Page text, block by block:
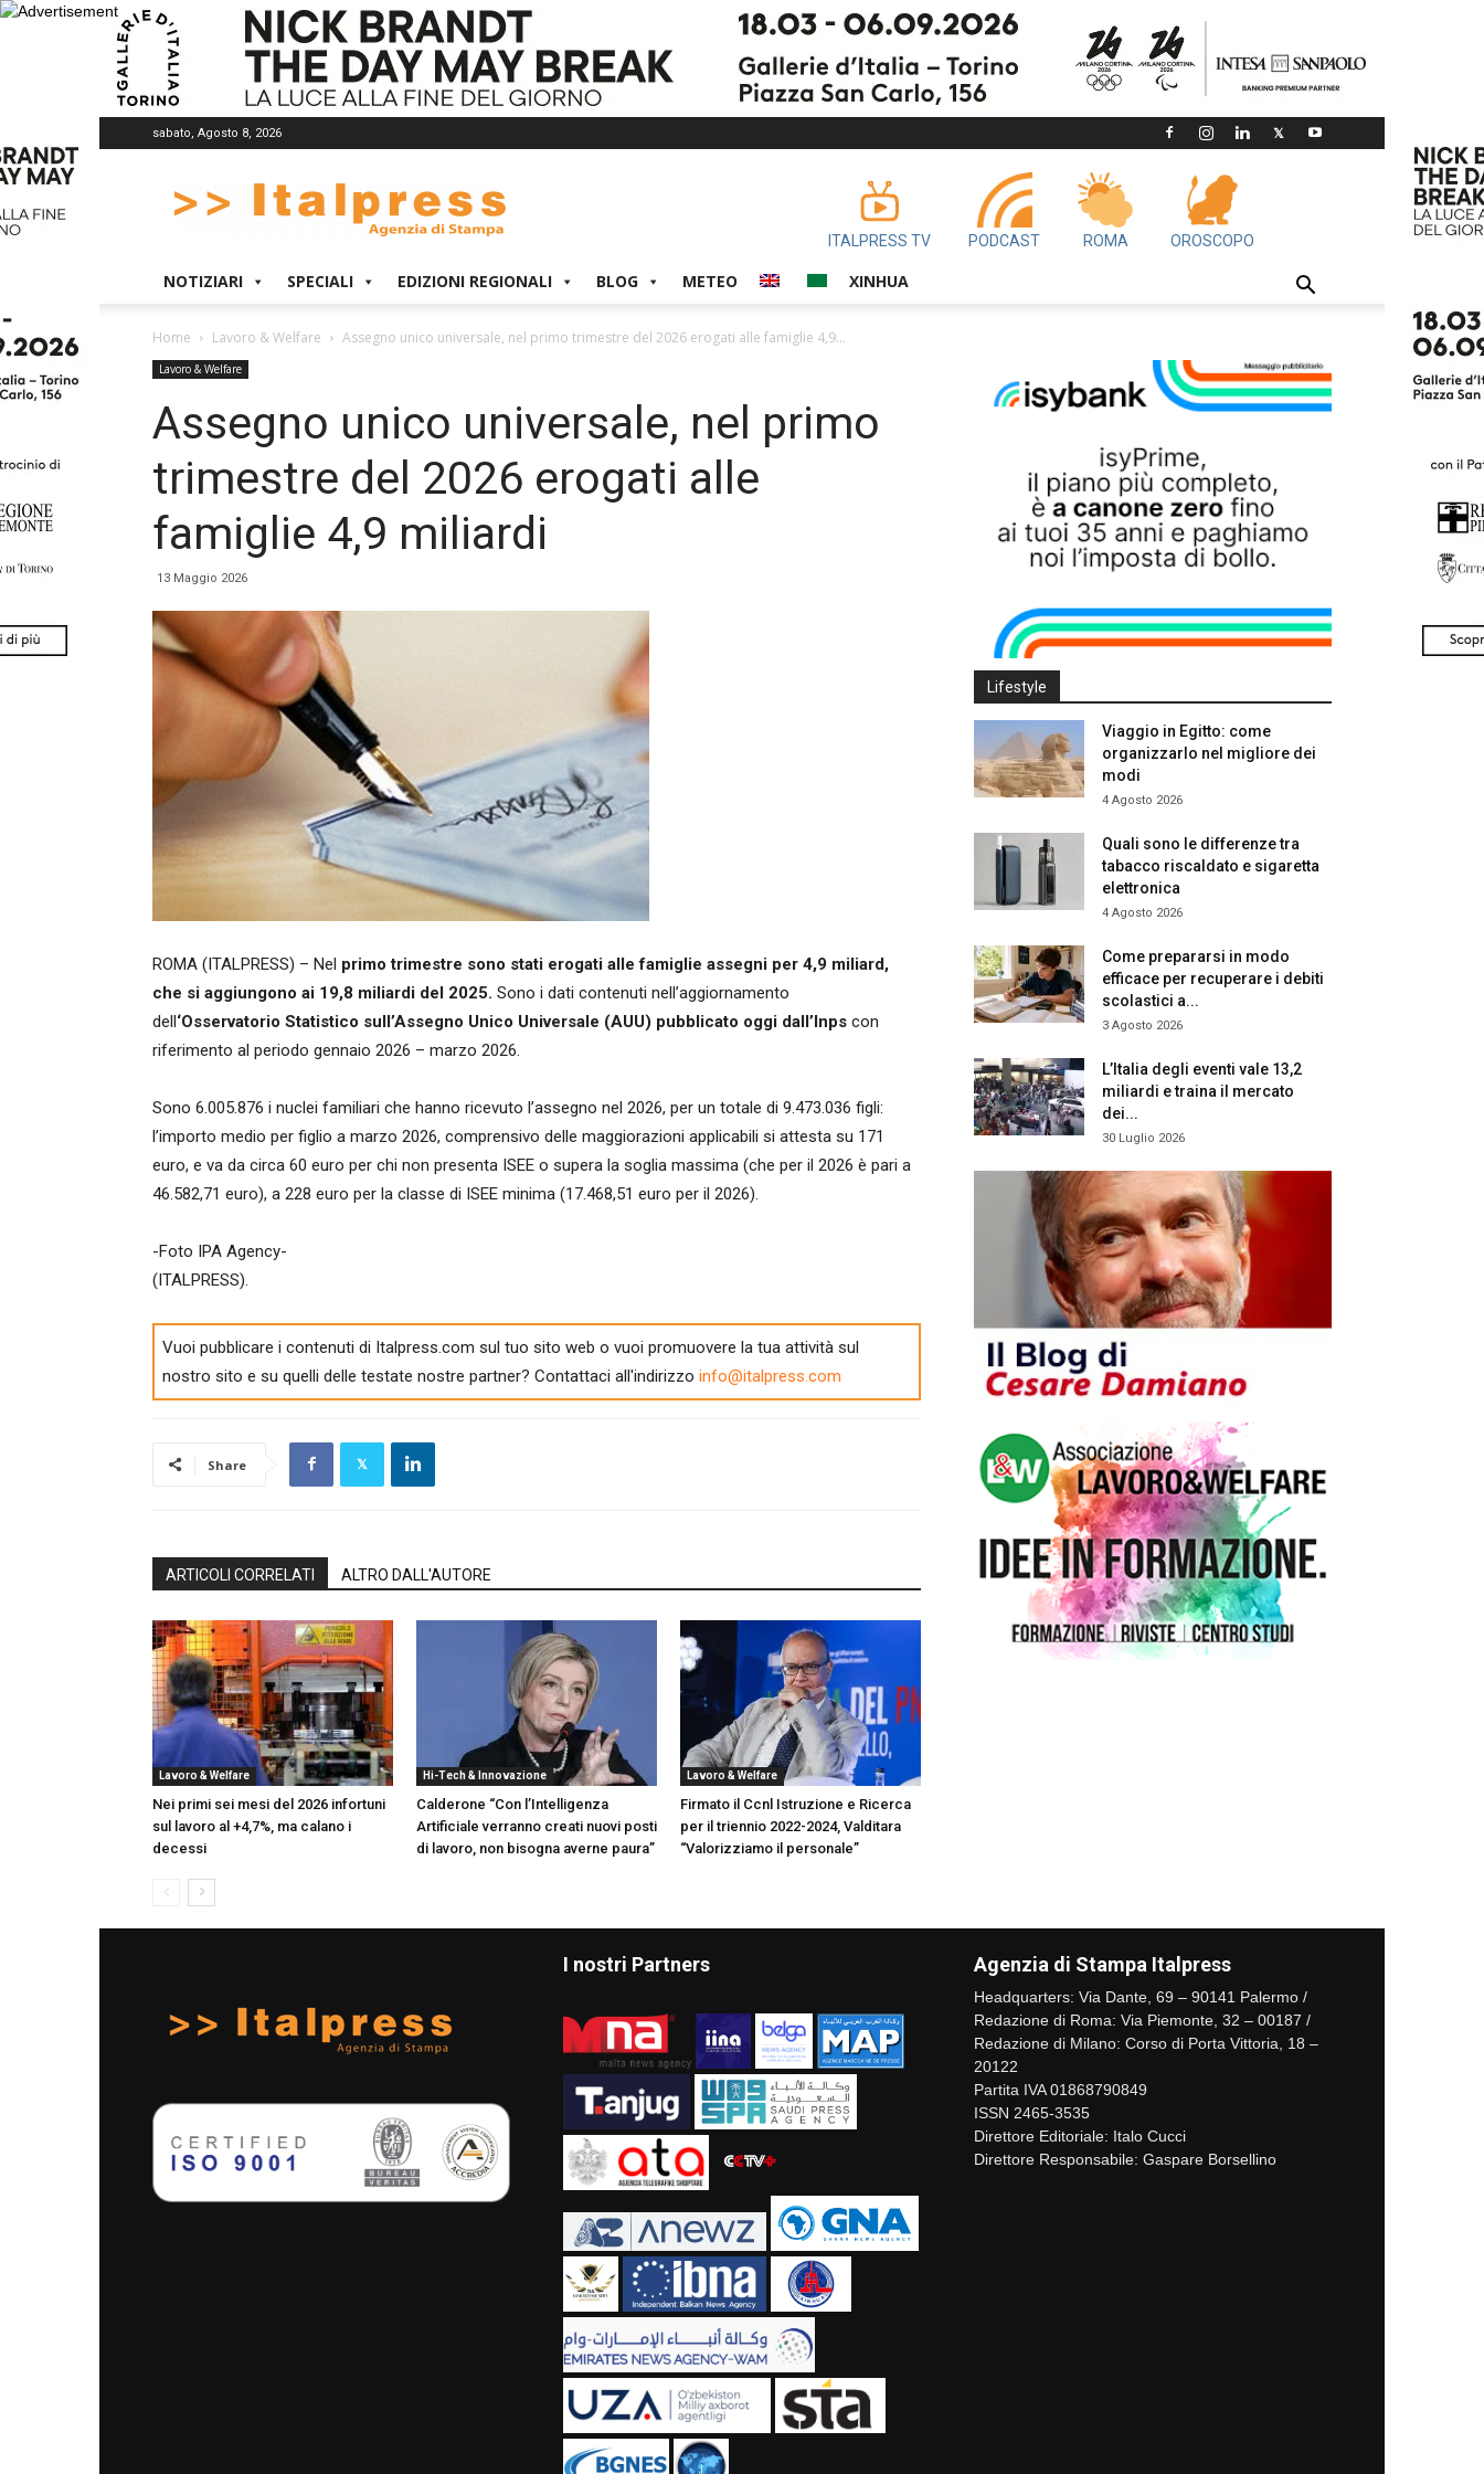
sabato, Agosto 8, 2026
ITALPRESS TV PODCAST ROMA OROSCOPO
NOTIZIARI SPECIALI EDIZIONI REGIONALI BLOG METEO XINHUA
Home Lavoro & Welfare Assegno unico universale, nel primo trimestre del 2026 erogati alle famiglie 4,9...
Lavoro & Welfare
Assegno unico universale, nel primo
trimestre del 2026 erogati alle
famiglie 4,9 miliardi
13 Maggio 2026
ROMA (ITALPRESS) – Nel primo trimestre sono stati erogati alle famiglie assegni per 4,9 miliard,
che si aggiungono ai 19,8 miliardi del 2025. Sono i dati contenuti nell’aggiornamento
dell‘Osservatorio Statistico sull’Assegno Unico Universale (AUU) pubblicato oggi dall’Inps con
riferimento al periodo gennaio 2026 – marzo 2026.
Sono 6.005.876 i nuclei familiari che hanno ricevuto l’assegno nel 2026, per un totale di 9.473.036 figli:
l’importo medio per figlio a marzo 2026, comprensivo delle maggiorazioni applicabili si attesta su 171
euro, e va da circa 60 euro per chi non presenta ISEE o supera la soglia massima (che per il 2026 è pari a
46.582,71 euro), a 228 euro per la classe di ISEE minima (17.468,51 euro per il 2026).
-Foto IPA Agency-
(ITALPRESS).
Vuoi pubblicare i contenuti di Italpress.com sul tuo sito web o vuoi promuovere la tua attività sul
nostro sito e su quelli delle testate nostre partner? Contattaci all'indirizzo info@italpress.com
Share
ARTICOLI CORRELATI ALTRO DALL'AUTORE
Lavoro & Welfare
Nei primi sei mesi del 2026 infortuni
sul lavoro al +4,7%, ma calano i
decessi
Hi-Tech & Innovazione
Calderone “Con l’Intelligenza
Artificiale verranno creati nuovi posti
di lavoro, non bisogna averne paura”
Lavoro & Welfare
Firmato il Ccnl Istruzione e Ricerca
per il triennio 2022-2024, Valditara
“Valorizziamo il personale”
Lifestyle
Viaggio in Egitto: come
organizzarlo nel migliore dei
modi
4 Agosto 2026
Quali sono le differenze tra
tabacco riscaldato e sigaretta
elettronica
4 Agosto 2026
Come prepararsi in modo
efficace per recuperare i debiti
scolastici a...
3 Agosto 2026
L’Italia degli eventi vale 13,2
miliardi e traina il mercato
dei...
30 Luglio 2026
I nostri Partners Agenzia di Stampa Italpress
Headquarters: Via Dante, 69 – 90141 Palermo /
Redazione di Roma: Via Piemonte, 32 – 00187 /
Redazione di Milano: Corso di Porta Vittoria, 18 –
20122
Partita IVA 01868790849
ISSN 2465-3535
Direttore Editoriale: Italo Cucci
Direttore Responsabile: Gaspare Borsellino